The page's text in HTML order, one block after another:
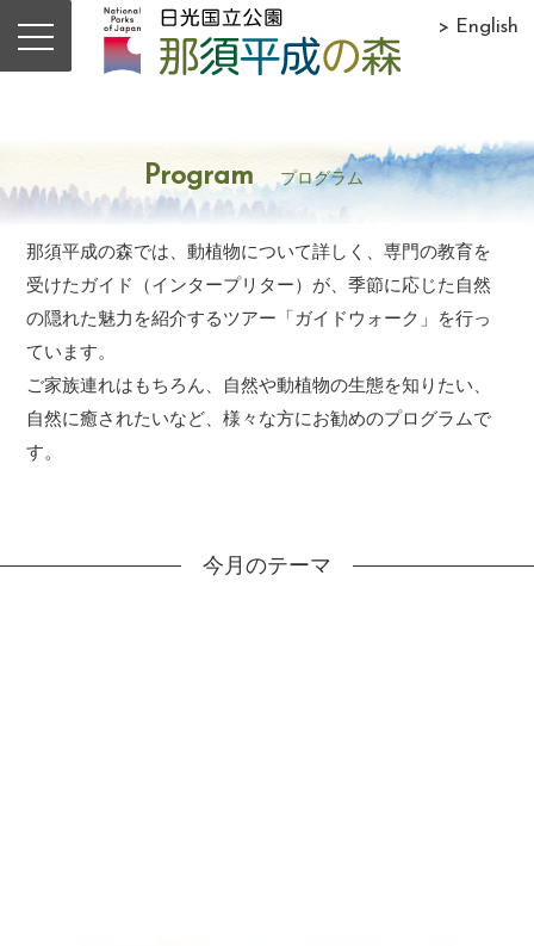
> English
Program プログラム
那須平成の森では、動植物について詳しく、専門の教育を
受けたガイド（インタープリター）が、季節に応じた自然
の隠れた魅力を紹介するツアー「ガイドウォーク」を行っ
ています。
ご家族連れはもちろん、自然や動植物の生態を知りたい、
自然に癒されたいなど、様々な方にお勧めのプログラムで
す。
今月のテーマ